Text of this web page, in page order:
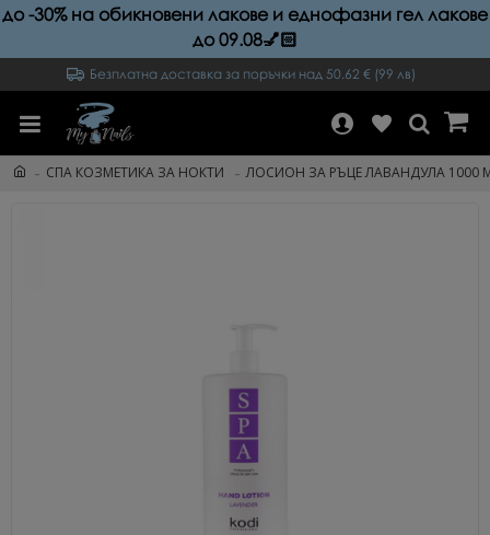
до -30% на обикновени лакове и еднофазни гел лакове
до 09.08💅🏻
Безплатна доставка за поръчки над 50.62 € (99 лв)
СПА КОЗМЕТИКА ЗА НОКТИ ЛОСИОН ЗА РЪЦЕ ЛАВАНДУЛА 1000